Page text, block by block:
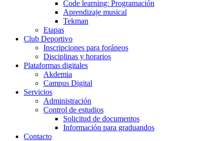
Code learning: Programación
Aprendizaje musical
Tekman
Etapas
Club Deportivo
Inscripciones para foráneos
Disciplinas y horarios
Plataformas digitales
Akdemia
Campus Digital
Servicios
Administración
Control de estudios
Solicitud de documentos
Información para graduandos
Contacto